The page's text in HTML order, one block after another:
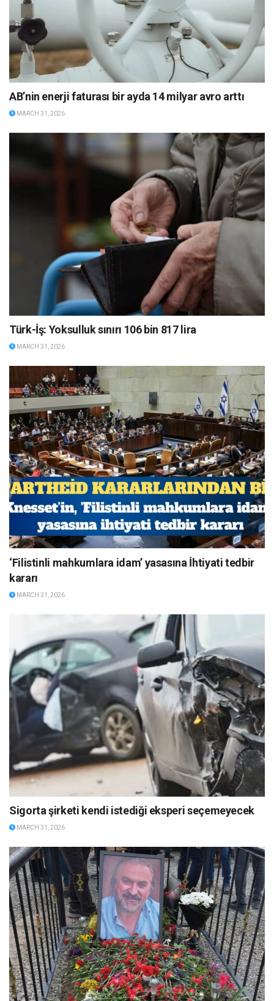
AB’nin enerji faturası bir ayda 14 milyar avro arttı
MARCH 31, 2026
Türk-İş: Yoksulluk sınırı 106 bin 817 lira
MARCH 31, 2026
‘Filistinli mahkumlara idam’ yasasına İhtiyati tedbir
kararı
MARCH 31, 2026
Sigorta şirketi kendi istediği eksperi seçemeyecek
MARCH 31, 2026